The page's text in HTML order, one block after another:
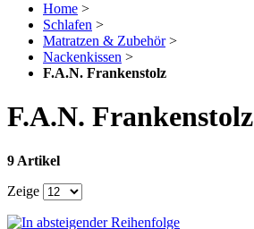
Home >
Schlafen >
Matratzen & Zubehör >
Nackenkissen >
F.A.N. Frankenstolz
F.A.N. Frankenstolz
9 Artikel
Zeige